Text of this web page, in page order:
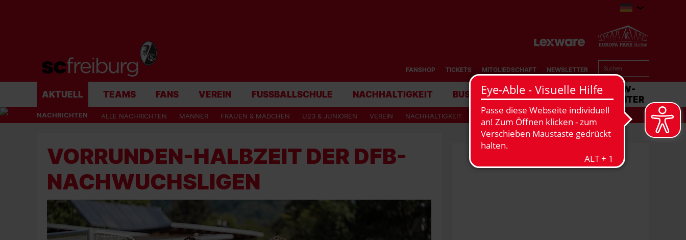
FANSHOP TICKETS MITGLIEDSCHAFT NEWSLETTER
AKTUELL TEAMS FANS VEREIN FUSSBALLSCHULE NACHHALTIGKEIT BUSINESS STADION MATCHCENTER
NACHRICHTEN ALLE NACHRICHTEN MÄNNER FRAUEN & MÄDCHEN U23 & JUNIOREN VEREIN NACHHALTIGKEIT
VORRUNDEN-HALBZEIT DER DFB-
NACHWUCHSLIGEN